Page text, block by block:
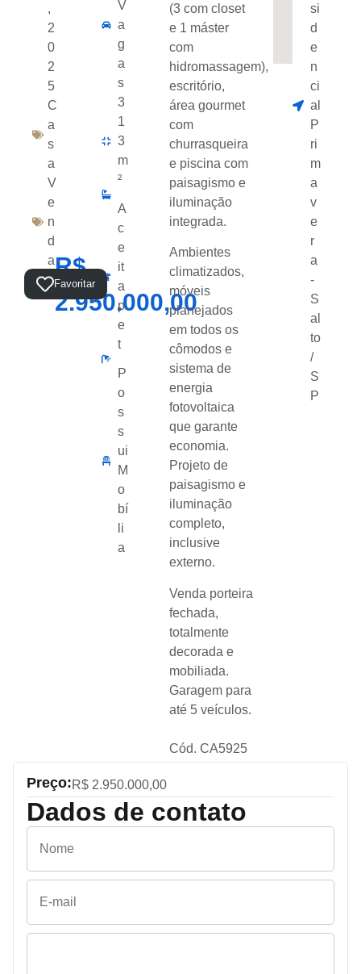
Favoritar
,
2
0
2
5
C
a
s
a
V
e
n
d
a
Total:
R$
2.950.000,00
V
a
g
a
s
3
1
3
m
²
A
c
e
it
a
p
e
t
P
o
s
s
ui
M
o
bí
li
a
(3 com closet
e 1 máster
com
hidromassagem),
escritório,
área gourmet
com
churrasqueira
e piscina com
paisagismo e
iluminação
integrada.
Ambientes
climatizados,
móveis
planejados
em todos os
cômodos e
sistema de
energia
fotovoltaica
que garante
economia.
Projeto de
paisagismo e
iluminação
completo,
inclusive
externo.
Venda porteira
fechada,
totalmente
decorada e
mobiliada.
Garagem para
até 5 veículos.
Cód. CA5925
si
d
e
n
ci
al
P
ri
m
a
v
e
r
a
-
S
al
to
/
S
P
Preço:R$ 2.950.000,00
Dados de contato